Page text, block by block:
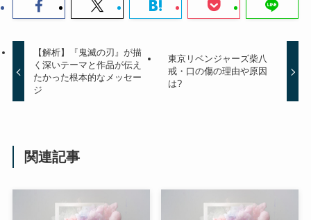
【解析】『鬼滅の刃』が描
く深いテーマと作品が伝え
たかった根本的なメッセー
ジ
東京リベンジャーズ柴八
戒・口の傷の理由や原因
は?
関連記事